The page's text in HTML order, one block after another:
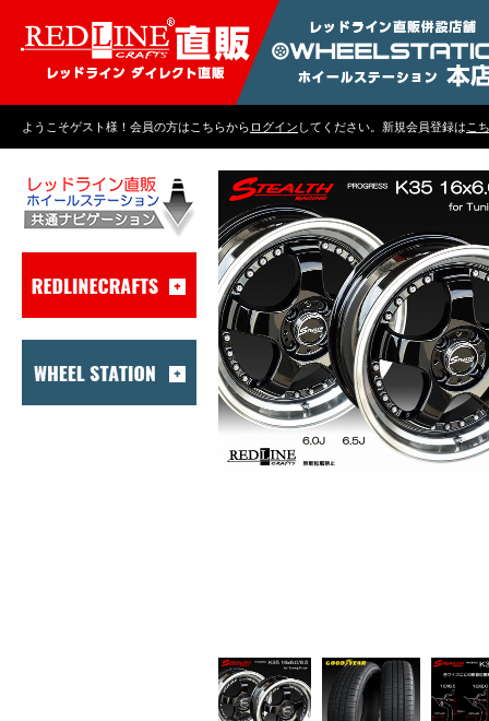
ようこそゲスト様！会員の方はこちらから ログイン してください。新規会員登録は こ